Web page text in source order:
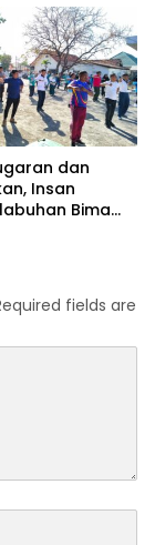
dan
Insan
Bima
fields are